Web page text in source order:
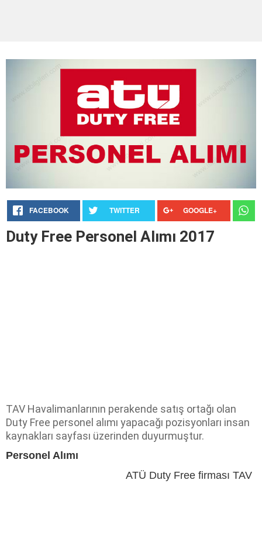
FACEBOOK TWITTER GOOGLE+
Duty Free Personel Alımı 2017
TAV Havalimanlarının perakende satış ortağı olan
Duty Free personel alımı yapacağı pozisyonları insan
kaynakları sayfası üzerinden duyurmuştur.
Personel Alımı
ATÜ Duty Free firması TAV